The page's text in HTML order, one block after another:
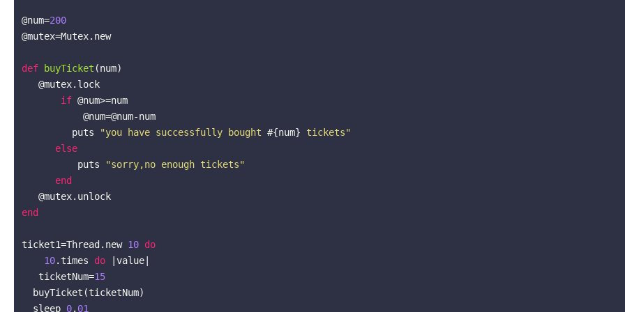
@num=200
@mutex=Mutex.new
def buyTicket (num)
if @num>=num
         puts
"you have successfully bought #{num} tickets"
else
          puts
"sorry,no enough tickets"
end
end
ticket1=Thread.new 10 do
10.times do
|value|
   ticketNum=
15
  sleep
0. 01